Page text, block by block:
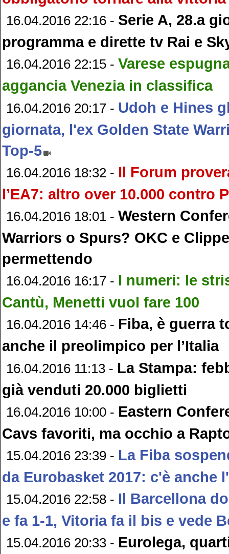
16.04.2016 22:16 - Serie A, 28.a
programma e dirette tv Rai e
16.04.2016 22:15 - Varese
aggancia Venezia in classifica
16.04.2016 20:17 - Udoh e Hines
giornata, l'ex Golden State
Top-5
16.04.2016 18:32 - Il Forum
l’EA7: altro over 10.000 contro
16.04.2016 18:01 - Western
Warriors o Spurs? OKC e
permettendo
16.04.2016 16:17 - I numeri: le
Cantù, Menetti vuol fare 100
16.04.2016 14:46 - Fiba, è guerra
anche il preolimpico per l’Italia
16.04.2016 11:13 - La Stampa:
già venduti 20.000 biglietti
16.04.2016 10:00 - Eastern
Cavs favoriti, ma occhio a
15.04.2016 23:39 - La Fiba
da Eurobasket 2017: c'è anche
15.04.2016 22:58 - Il Barcellona
e fa 1-1, Vitoria fa il bis e vede
15.04.2016 20:33 - Eurolega,